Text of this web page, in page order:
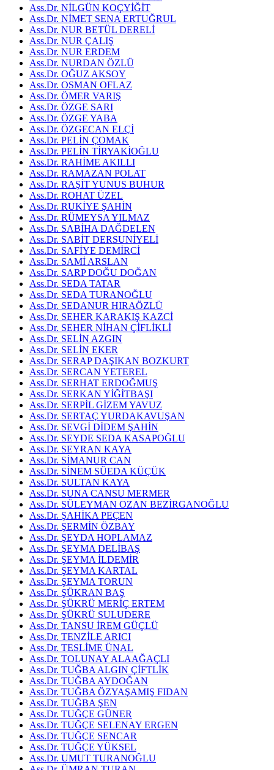
Ass.Dr. NİLGÜN KOÇYİĞİT
Ass.Dr. NİMET SENA ERTUĞRUL
Ass.Dr. NUR BETÜL DERELİ
Ass.Dr. NUR ÇALIŞ
Ass.Dr. NUR ERDEM
Ass.Dr. NURDAN ÖZLÜ
Ass.Dr. OĞUZ AKSOY
Ass.Dr. OSMAN OFLAZ
Ass.Dr. ÖMER VARIŞ
Ass.Dr. ÖZGE SARI
Ass.Dr. ÖZGE YABA
Ass.Dr. ÖZGECAN ELÇİ
Ass.Dr. PELİN ÇOMAK
Ass.Dr. PELİN TİRYAKİOĞLU
Ass.Dr. RAHİME AKILLI
Ass.Dr. RAMAZAN POLAT
Ass.Dr. RAŞİT YUNUS BUHUR
Ass.Dr. ROHAT ÜZEL
Ass.Dr. RUKİYE ŞAHİN
Ass.Dr. RÜMEYSA YILMAZ
Ass.Dr. SABİHA DAĞDELEN
Ass.Dr. SABİT DERSUNİYELİ
Ass.Dr. SAFİYE DEMİRCİ
Ass.Dr. SAMİ ARSLAN
Ass.Dr. SARP DOĞU DOĞAN
Ass.Dr. SEDA TATAR
Ass.Dr. SEDA TURANOĞLU
Ass.Dr. SEDANUR HIRAÖZLÜ
Ass.Dr. SEHER KARAKIŞ KAZCİ
Ass.Dr. SEHER NİHAN ÇİFLİKLİ
Ass.Dr. SELİN AZGIN
Ass.Dr. SELİN EKER
Ass.Dr. SERAP DAŞIKAN BOZKURT
Ass.Dr. SERCAN YETEREL
Ass.Dr. SERHAT ERDOĞMUŞ
Ass.Dr. SERKAN YİĞİTBAŞI
Ass.Dr. SERPİL GİZEM YAVUZ
Ass.Dr. SERTAÇ YURDAKAVUŞAN
Ass.Dr. SEVGİ DİDEM ŞAHİN
Ass.Dr. SEYDE SEDA KASAPOĞLU
Ass.Dr. SEYRAN KAYA
Ass.Dr. SİMANUR CAN
Ass.Dr. SİNEM SÜEDA KÜÇÜK
Ass.Dr. SULTAN KAYA
Ass.Dr. SUNA CANSU MERMER
Ass.Dr. SÜLEYMAN OZAN BEZİRGANOĞLU
Ass.Dr. ŞAHİKA PEÇEN
Ass.Dr. ŞERMİN ÖZBAY
Ass.Dr. ŞEYDA HOPLAMAZ
Ass.Dr. ŞEYMA DELİBAŞ
Ass.Dr. ŞEYMA İLDEMİR
Ass.Dr. ŞEYMA KARTAL
Ass.Dr. ŞEYMA TORUN
Ass.Dr. ŞÜKRAN BAŞ
Ass.Dr. ŞÜKRÜ MERİÇ ERTEM
Ass.Dr. ŞÜKRÜ SULUDERE
Ass.Dr. TANSU İREM GÜÇLÜ
Ass.Dr. TENZİLE ARICI
Ass.Dr. TESLİME ÜNAL
Ass.Dr. TOLUNAY ALAAĞAÇLI
Ass.Dr. TUĞBA ALGIN ÇİFTLİK
Ass.Dr. TUĞBA AYDOĞAN
Ass.Dr. TUĞBA ÖZYAŞAMIŞ FIDAN
Ass.Dr. TUĞBA ŞEN
Ass.Dr. TUĞÇE GÜNER
Ass.Dr. TUĞÇE SELENAY ERGEN
Ass.Dr. TUĞÇE SENCAR
Ass.Dr. TUĞÇE YÜKSEL
Ass.Dr. UMUT TURANOĞLU